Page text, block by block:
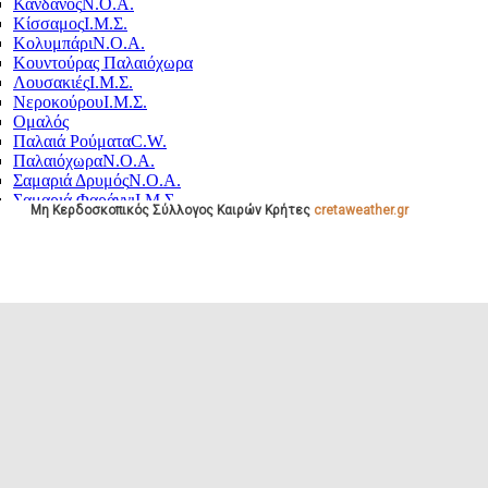
Μη Κερδοσκοπικός Σύλλογος Καιρών Κρήτες cretaweather.gr
App Δημότης Μινώα
την εφαρμογή μας μέσω Google Play και